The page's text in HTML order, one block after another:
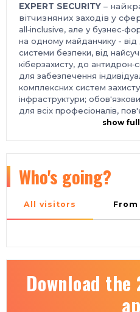
EXPERT SECURITY –
вітчизняних заходів у
all‑inclusive, але у
на одному майданчику -
системи безпеки, від
кіберзахисту, до
для забезпечення
комплексних систем захисту
інфраструктури;
для всіх професіоналів,
громадян та держави,
форум» найкраще місце для
презентацій - професійне
від метро; безпечний
компанії, що займаються
компанії менеджери з
режимних об'єктів та
show
Who's going?
All visitors From
Download the